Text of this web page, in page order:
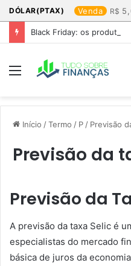
DÓLAR(PTAX) Venda
Black Friday: os produtos
Menu
Início /Termo / P / Previsão
Previsão da
Previsão da
A previsão da taxa Selic é
especialistas do mercado
básica de juros da